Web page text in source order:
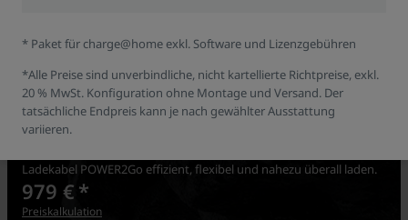
POWER2Go
Ladekabel POWER2Go effizient, flexibel und nahezu überall laden.
979 € *
Preiskalkulation
* Paket für charge@home exkl. Software und Lizenzgebühren
*Alle Preise sind unverbindliche, nicht kartellierte Richtpreise, exkl.
20 % MwSt. Konfiguration ohne Montage und Versand. Der
tatsächliche Endpreis kann je nach gewählter Ausstattung
variieren.